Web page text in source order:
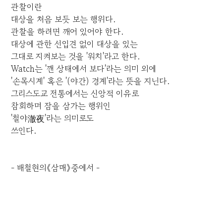
관찰이란
대상을 처음 보듯 보는 행위다.
관찰을 하려면 깨어 있어야 한다.
대상에 관한 선입견 없이 대상을 있는
그대로 지켜보는 것을 '워치'라고 한다.
Watch는 '깬 상태에서 보다'라는 의미 외에
'손목시계' 혹은 '(야간) 경계'라는 뜻을 지닌다.
그리스도교 전통에서는 신앙적 이유로
참회하며 잠을 삼가는 행위인
'철야澈夜'라는 의미로도
쓰인다.
- 배철현의《삼매》중에서 -